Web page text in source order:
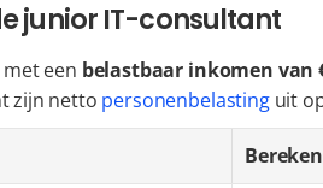
junior IT-consultant
een belastbaar inkomen van
zijn netto personenbelasting uit